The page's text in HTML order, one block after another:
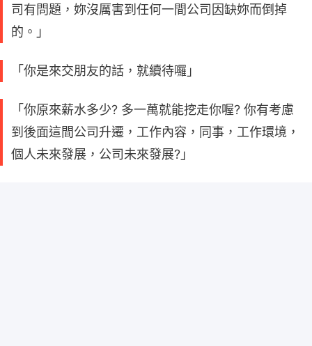
司有問題，妳沒厲害到任何一間公司因缺妳而倒掉
的。」
「你是來交朋友的話，就續待囉」
「你原來薪水多少? 多一萬就能挖走你喔? 你有考慮
到後面這間公司升遷，工作內容，同事，工作環境，
個人未來發展，公司未來發展?」